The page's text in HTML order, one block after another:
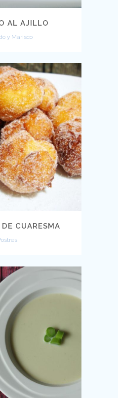
AL AJILLO
y Marisco
CUARESMA